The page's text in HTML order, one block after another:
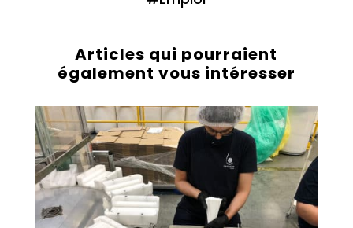
Articles qui pourraient
également vous intéresser